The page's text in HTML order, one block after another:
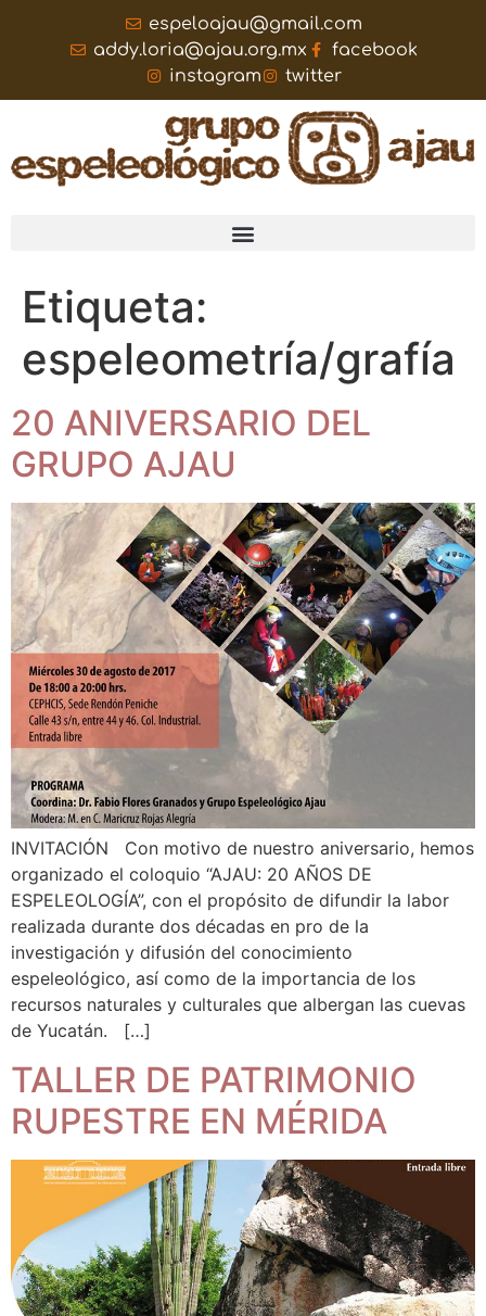
espeloajau@gmail.com
addy.loria@ajau.org.mx
facebook
instagram
twitter
Etiqueta:
espeleometría/grafía
20 ANIVERSARIO DEL
GRUPO AJAU
INVITACIÓN Con motivo de nuestro aniversario, hemos
organizado el coloquio “AJAU: 20 AÑOS DE
ESPELEOLOGÍA”, con el propósito de difundir la labor
realizada durante dos décadas en pro de la
investigación y difusión del conocimiento
espeleológico, así como de la importancia de los
recursos naturales y culturales que albergan las cuevas
de Yucatán. […]
TALLER DE PATRIMONIO
RUPESTRE EN MÉRIDA